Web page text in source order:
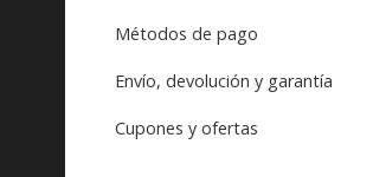
Métodos de pago
Envío, devolución y garantía
Cupones y ofertas